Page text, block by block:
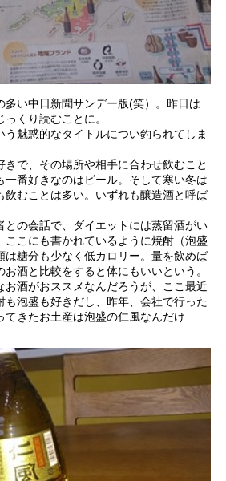
多い中日新聞サンデー版(笑）。昨日は
くり読むことに。
う魅惑的なタイトルについ釣られてしま
きで、その場所や相手に合わせ飲むこと
一番好きなのはビール。そして寒い冬は
飲むことは多い。いずれも醸造酒と呼ば
との会話で、ダイエットには蒸留酒がい
ここにも書かれているように焼酎（泡盛
は糖分も少なく低カロリー。量を飲めば
酒と比較をすると体にもいいという。
お酒がおススメなんだろうが、ここ最近
も泡盛も好きだし、昨年、会社で行った
てきたお土産は泡盛の仁風なんだけ